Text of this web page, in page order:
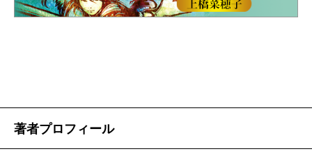
を返却した瞬間、地震がきて、書架から本が落ち、職
った。
著者プロフィール